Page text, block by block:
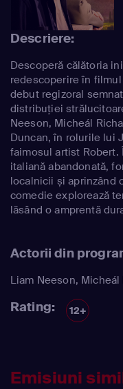
Descriere:
Descoperă călătoria
redescoperire în
debut regizoral
distribuției
Neeson, Micheál
Duncan, în rolurile lui
faimosul artist Robert.
italiană abandonată,
localnicii și aprinzând
comedie explorează
lăsând o amprentă
Actorii din
Liam Neeson, Micheál
Rating: 12+
Emisiuni